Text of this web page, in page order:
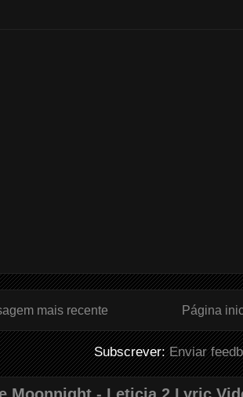
mais recente Página
Subscrever:Enviar